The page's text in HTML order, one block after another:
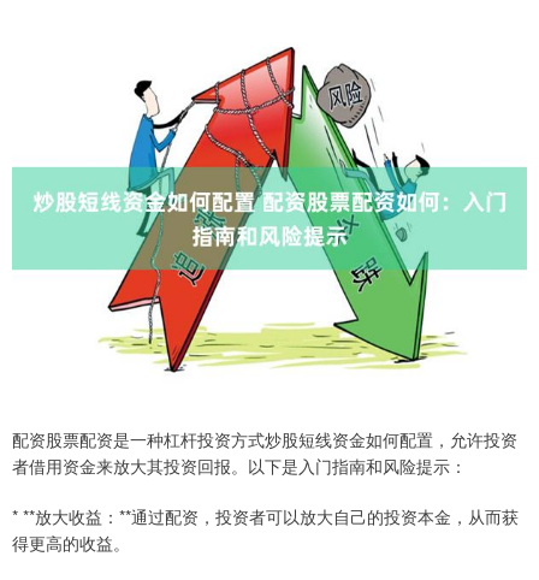
配资股票配资是一种杠杆投资方式炒股短线资金如何配置，允许投资
者借用资金来放大其投资回报。以下是入门指南和风险提示：
* **放大收益：**通过配资，投资者可以放大自己的投资本金，从而获
得更高的收益。